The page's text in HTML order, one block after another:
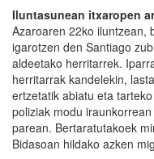
Iluntasunean itxaropen
Azaroaren 22ko iluntzean,
igarotzen den Santiago
aldeetako herritarrek.
herritarrak kandelekin,
ertzetatik abiatu eta
poliziak modu
parean. Bertaratutakoek
Bidasoan hildako azken